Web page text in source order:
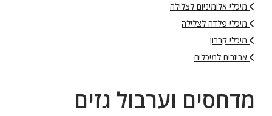
מיכלי אלומיניום לצלילה
מיכלי פלדה לצלילה
מיכלי קרבון
אביזרים למיכלים
מדחסים וערבול גזים